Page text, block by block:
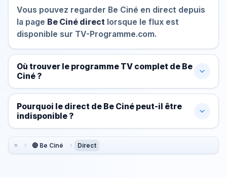
Vous pouvez regarder Be Ciné en direct depuis
la page Be Ciné direct lorsque le flux est
disponible sur TV-Programme.com.
Où trouver le programme TV complet de Be
Ciné ?
Pourquoi le direct de Be Ciné peut-il être
indisponible ?
🔴 Be Ciné Direct